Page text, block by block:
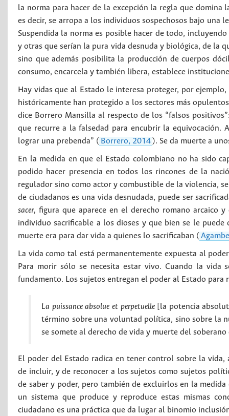
la norma para hacer de la excepción la regla que
es decir, se arropa a los individuos sospechosos bajo una
Suspendida la norma es posible hacer de todo,
y otras que serían la pura vida desnuda y biológica, de la
sino que además posibilita la producción de cuerpos
consumo, encarcela y también libera, establece
Hay vidas que al Estado le interesa proteger, por
históricamente han protegido a los sectores más
dice Borrero Mansilla al respecto de los “falsos
que recurre a la falsedad para encubrir la
lograr una prebenda” ( Borrero, 2014 ). Se da muerte a
En la medida en que el Estado colombiano no ha sido
podido hacer presencia en todos los rincones de la
regulador sino como actor y combustible de la violencia,
de ciudadanos es una vida desnudada, puede ser
sacer, figura que aparece en el derecho romano arcaico
individuo sacrificable a los dioses y que bien se le
muerte era para dar vida a quienes lo sacrificaban (
La vida como tal está permanentemente expuesta al
Para morir sólo se necesita estar vivo. Cuando la vida
fundamento. Los sujetos entregan el poder al Estado para
La puissance absolue et perpetuelle[la potencia
término sobre una voluntad política, sino sobre la
se somete al derecho de vida y muerte del
El poder del Estado radica en tener control sobre la
de incluir, y de reconocer a los sujetos como sujetos
de saber y poder, pero también de excluirlos en la
un sistema que produce y reproduce estas mismas
ciudadano es una práctica que da lugar al binomio